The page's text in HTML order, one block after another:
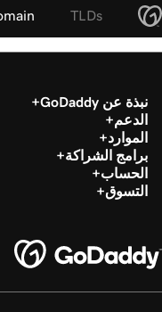
TLDs
نبذة عن GoDaddy
الدعم
الموارد
برامج الشراكة
الحساب
التسوق